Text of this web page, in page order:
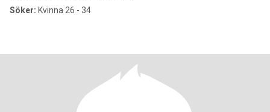
Söker: Kvinna 26 - 34